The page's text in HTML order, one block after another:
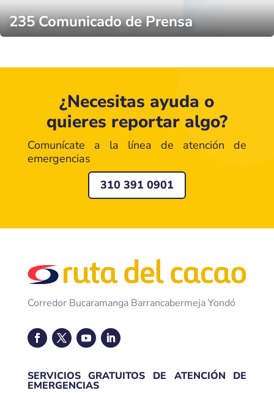
235 Comunicado de Prensa
¿Necesitas ayuda o
quieres reportar algo?
Comunícate a la línea de atención de
emergencias
310 391 0901
Corredor Bucaramanga Barrancabermeja Yondó
SERVICIOS GRATUITOS DE ATENCIÓN DE
EMERGENCIAS